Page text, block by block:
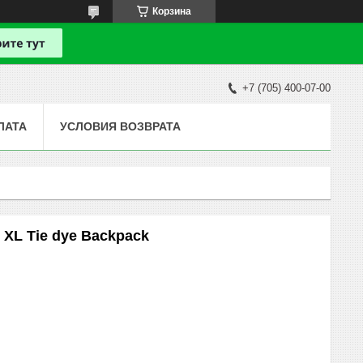
Корзина
+7 (705) 400-07-00
УСЛОВИЯ ВОЗВРАТА
Tie dye Backpack